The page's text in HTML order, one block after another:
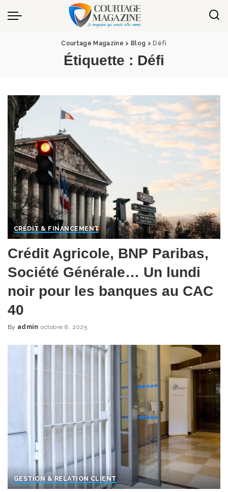
Panneau de gestion des cookies
Courtage Magazine > Blog > Défi
Étiquette : Défi
CRÉDIT & FINANCEMENT
Crédit Agricole, BNP Paribas,
Société Générale… Un lundi
noir pour les banques au CAC
40
Posted
By admin octobre 8, 2025
GESTION & RELATION CLIENT